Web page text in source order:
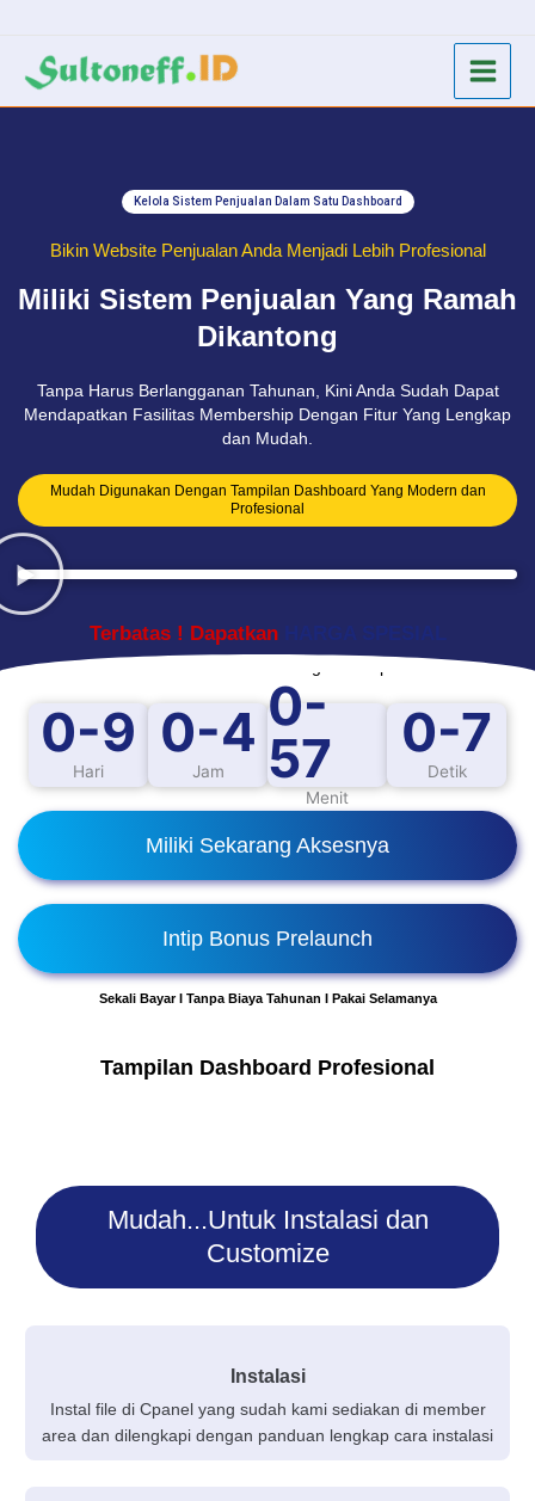
content
Kelola Sistem Penjualan Dalam Satu Dashboard
Bikin Website Penjualan Anda Menjadi Lebih Profesional
Miliki Sistem Penjualan Yang Ramah
Dikantong
Tanpa Harus Berlangganan Tahunan, Kini Anda Sudah Dapat
Mendapatkan Fasilitas Membership Dengan Fitur Yang Lengkap
dan Mudah.
Mudah Digunakan Dengan Tampilan Dashboard Yang Modern dan
Profesional
Terbatas ! Dapatkan
akan segera tutup dalam:
0-9
Hari
0-4
Jam
0-
57
Menit
0-8
Detik
Miliki Sekarang Aksesnya
Intip Bonus Prelaunch
Sekali Bayar I Tanpa Biaya Tahunan I Pakai Selamanya
Tampilan Dashboard Profesional
Mudah...Untuk Instalasi dan
Customize
Instalasi
Instal file di Cpanel yang sudah kami sediakan di member
area dan dilengkapi dengan panduan lengkap cara instalasi